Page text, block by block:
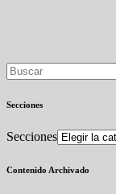
Secciones
Secciones
Contenido Archivado